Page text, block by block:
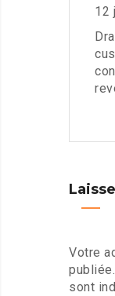
12
Votre
publiée.
sont